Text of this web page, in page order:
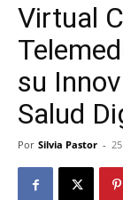
Virtual
su
Salud
Por Silvia Pastor -